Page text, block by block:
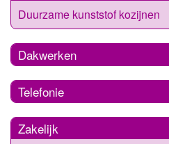
Duurzame kunststof kozijnen
Dakwerken
Telefonie
Zakelijk